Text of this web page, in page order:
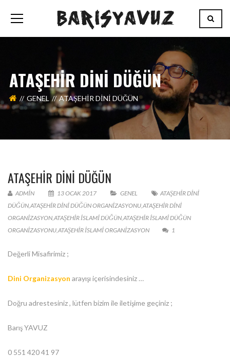
ATAŞEHİR DINI DÜĞÜN
GENEL ATAŞEHİR DINI DÜĞÜN
ATAŞEHİR DINI DÜĞÜN
ADMIN 13 OCAK 2017 GENEL
ATAŞEHİR DINI
DÜĞÜN,ATAŞEHİR DINI DÜĞÜN ORGANIZASYONU,ATAŞEHİR DINI
ORGANIZASYON,ATAŞEHİR ISLAMI DÜĞÜN,ATAŞEHİR ISLAMI DÜĞÜN
ORGANIZASYONU,ATAŞEHİR ISLAMI ORGANIZASYON 1
Değerli Misafirimiz ;
Dini Organizasyon arayışı içerisindesiniz …
Doğru adrestesiniz , lütfen bizim ile iletişime geçiniz ;
Barış YAVUZ
0 551 420 41 97